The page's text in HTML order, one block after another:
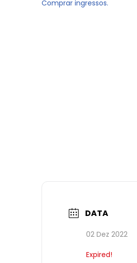
Comprar ingressos.
DATA
02 Dez 2022
Expired!